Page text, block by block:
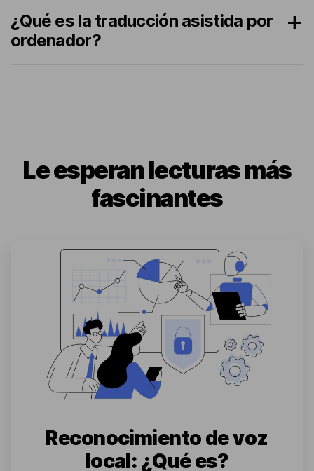
¿Qué es la traducción asistida por
ordenador?
Le esperan lecturas más
fascinantes
Reconocimiento de voz
local: ¿Qué es?